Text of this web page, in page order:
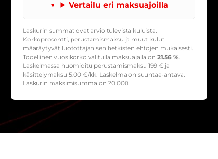
Vertailu eri maksuajoilla
Laskurin summat ovat arvio tulevista kuluista.
Korkoprosentti, perustamismaksu ja muut kulut
määräytyvät luotottajan sen hetkisten ehtojen mukaisesti.
Todellinen vuosikorko valitulla maksuajalla on21.56 %.
Laskelmassa huomioitu perustamismaksu199 € ja
käsittelymaksu5.00 €/kk. Laskelma on suuntaa-antava.
Laskurin maksimisumma on 20 000.